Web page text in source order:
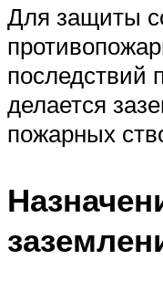
Для защиты
последствий
делается
пожарных